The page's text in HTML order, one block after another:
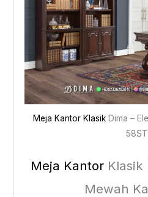
Meja Kantor KlasikDima –
58ST
Meja Kantor Klasik
Mewah